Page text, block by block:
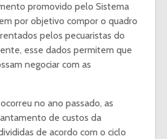
promovido pelo Sistema
por objetivo compor o quadro
pelos pecuaristas do
esse dados permitem que
negociar com as
no ano passado, as
de custos da
de acordo com o ciclo